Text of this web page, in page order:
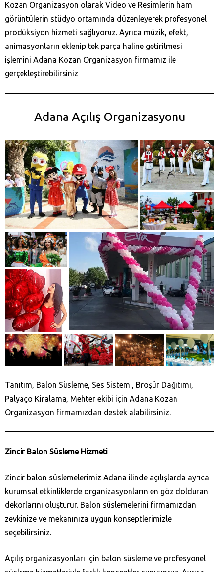
Kozan‎ Organizasyon olarak Video ve Resimlerin ham
görüntülerin stüdyo ortamında düzenleyerek profesyonel
prodüksiyon hizmeti sağlıyoruz. Ayrıca müzik, efekt,
animasyonların eklenip tek parça haline getirilmesi
işlemini Adana Kozan‎ Organizasyon firmamız ile
gerçekleştirebilirsiniz
Adana Açılış Organizasyonu
Tanıtım, Balon Süsleme, Ses Sistemi, Broşür Dağıtımı,
Palyaço Kiralama, Mehter ekibi için Adana Kozan‎
Organizasyon firmamızdan destek alabilirsiniz.
Zincir Balon Süsleme Hizmeti
Zincir balon süslemelerimiz Adana ilinde açılışlarda ayrıca
kurumsal etkinliklerde organizasyonların en göz dolduran
dekorlarını oluşturur. Balon süslemelerini firmamızdan
zevkinize ve mekanınıza uygun konseptlerimizle
seçebilirsiniz.
Açılış organizasyonları için balon süsleme ve profesyonel